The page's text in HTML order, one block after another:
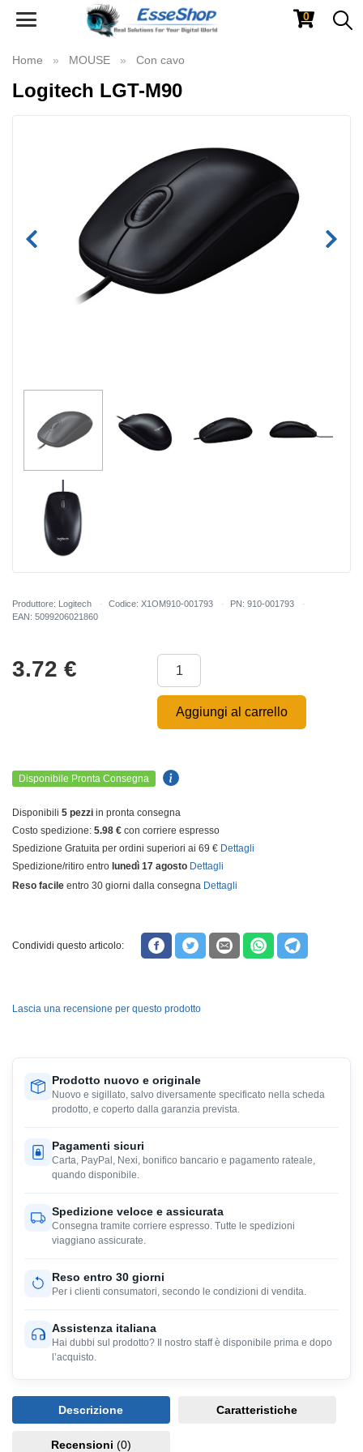
Toggle
0
Home MOUSE Con cavo
Logitech LGT-M90
Produttore: Logitech Codice: X1OM910-001793
PN: 910-001793
EAN: 5099206021860
3.72 €
Aggiungi al carrello
Disponibile Pronta Consegna
Disponibili 5 pezzi in pronta consegna
Costo spedizione: 5.98 € con corriere espresso
Spedizione Gratuita per ordini superiori ai 69 € Dettagli
Spedizione/ritiro entro lunedì 17 agosto Dettagli
Reso facile entro 30 giorni dalla consegna Dettagli
Condividi questo articolo:
Lascia una recensione per questo prodotto
Prodotto nuovo e originale
Nuovo e sigillato, salvo diversamente specificato nella scheda
prodotto, e coperto dalla garanzia prevista.
Pagamenti sicuri
Carta, PayPal, Nexi, bonifico bancario e pagamento rateale,
quando disponibile.
Spedizione veloce e assicurata
Consegna tramite corriere espresso. Tutte le spedizioni
viaggiano assicurate.
Reso entro 30 giorni
Per i clienti consumatori, secondo le condizioni di vendita.
Assistenza italiana
Hai dubbi sul prodotto? Il nostro staff è disponibile prima e dopo
l’acquisto.
Descrizione Caratteristiche
Recensioni (0)